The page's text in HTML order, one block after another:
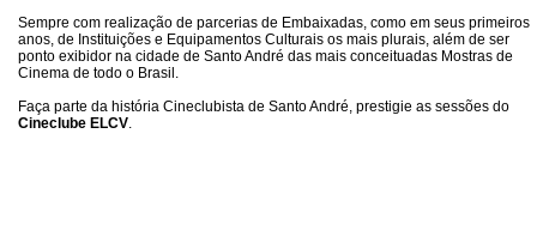
Sempre com realização de parcerias de Embaixadas, como em seus primeiros
anos, de Instituições e Equipamentos Culturais os mais plurais, além de ser
ponto exibidor na cidade de Santo André das mais conceituadas Mostras de
Cinema de todo o Brasil.
Faça parte da história Cineclubista de Santo André, prestigie as sessões do
Cineclube ELCV.